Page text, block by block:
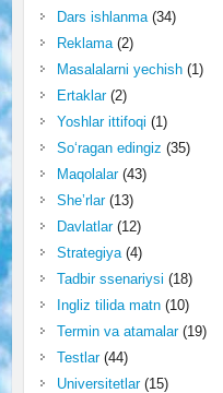
Dars ishlanma(34)
Reklama(2)
Masalalarni yechish(1)
Ertaklar(2)
Yoshlar ittifoqi (1)
So‘ragan edingiz (35)
Maqolalar(43)
She’rlar(13)
Davlatlar(12)
Strategiya(4)
Tadbir ssenariysi (18)
Ingliz tilida matn(10)
Termin va atamalar(19)
Testlar(44)
Universitetlar(15)